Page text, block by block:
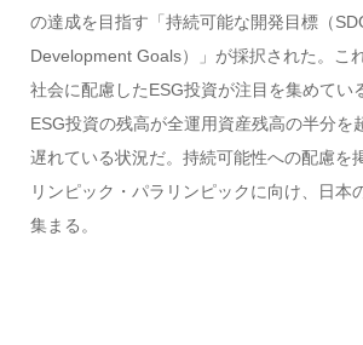
の達成を目指す「持続可能な開発目標（
Development Goals）」が採択された。こ
社会に配慮したESG投資が注目を集めてい
ESG投資の残高が全運用資産残高の半分を
遅れている状況だ。持続可能性への配慮を
リンピック・パラリンピックに向け、日本
集まる。